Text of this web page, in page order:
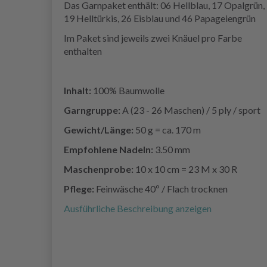
Das Garnpaket enthält: 06 Hellblau, 17 Opalgrün,
19 Helltürkis, 26 Eisblau und 46 Papageiengrün
Im Paket sind jeweils zwei Knäuel pro Farbe
enthalten
Inhalt: 100% Baumwolle
Garngruppe: A (23 - 26 Maschen) / 5 ply / sport
Gewicht/Länge: 50 g = ca. 170 m
Empfohlene Nadeln: 3.50 mm
Maschenprobe: 10 x 10 cm = 23 M x 30 R
Pflege: Feinwäsche 40º / Flach trocknen
Ausführliche Beschreibung anzeigen